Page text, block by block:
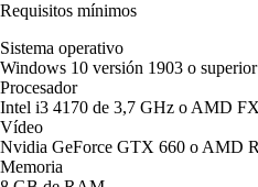
Requisitos mínimos
Sistema operativo
Windows 10 versión 1903 o superior
Procesador
Intel i3 4170 de 3,7 GHz o AMD
Vídeo
Nvidia GeForce GTX 660 o AMD
Memoria